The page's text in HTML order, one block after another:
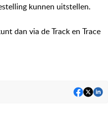
kunnen uitstellen.
dan via de Track en Trace